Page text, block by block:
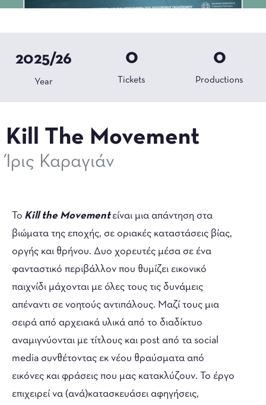
2025/26
Year Tickets
0
Productions
0
Kill The Movement
Ίρις Καραγιάν
Το Kill the Movementείναι μια απάντηση στα
βιώματα της εποχής, σε οριακές καταστάσεις βίας,
οργής και θρήνου. Δυο χορευτές μέσα σε ένα
φανταστικό περιβάλλον που θυμίζει εικονικό
παιχνίδι μάχονται με όλες τους τις δυνάμεις
απέναντι σε νοητούς αντιπάλους. Μαζί τους μια
σειρά από αρχειακά υλικά από το διαδίκτυο
αναμιγνύονται με τίτλους και post από τα social
media συνθέτοντας εκ νέου θραύσματα από
εικόνες και φράσεις που μας κατακλύζουν. Το έργο
επιχειρεί να (ανά)κατασκευάσει αφηγήσεις,